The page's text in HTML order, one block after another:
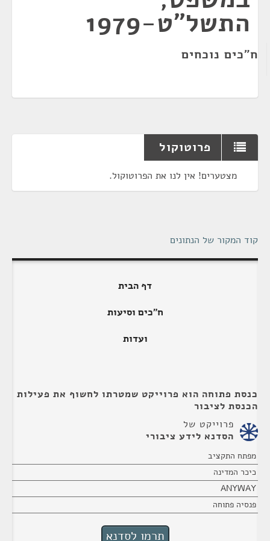
התשל"ט-1979
ח"כים נוכחים
פרוטוקול
מצטערים! אין לנו את הפרוטוקול.
קוד המקור של הנתונים
דף הבית
ח"כים וסיעות
ועדות
כנסת פתוחה הוא פרוייקט שמטרתו לחשוף את פעילות
הכנסת לציבור
פרוייקט של
הסדנא לידע ציבורי
מפתח התקציב
כיכר המדינה
ANYWAY
פנסיה פתוחה